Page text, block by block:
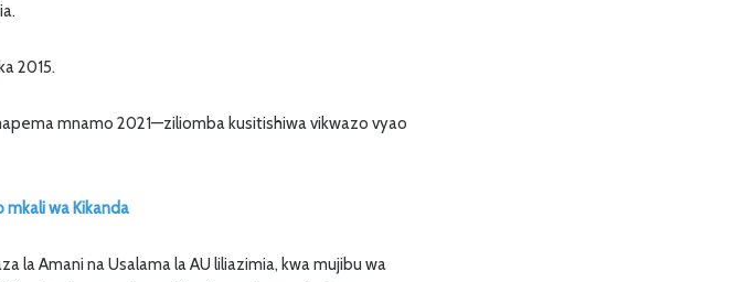
2015.
mnamo 2021—ziliomba kusitishiwa vikwazo vyao
mkali wa Kikanda
la Amani na Usalama la AU liliazimia, kwa mujibu wa